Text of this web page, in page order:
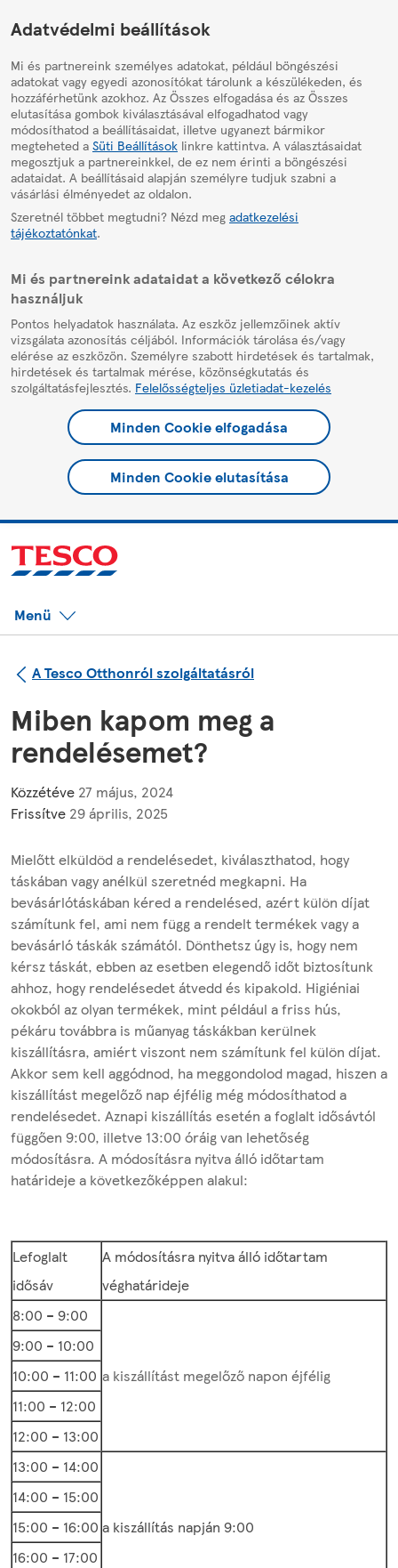
HelpPage
Adatvédelmi beállítások
Mi és partnereink személyes adatokat, például böngészési
adatokat vagy egyedi azonosítókat tárolunk a készülékeden, és
hozzáférhetünk azokhoz. Az Összes elfogadása és az Összes
elutasítása gombok kiválasztásával elfogadhatod vagy
módosíthatod a beállításaidat, illetve ugyanezt bármikor
megteheted a Süti Beállítások linkre kattintva. A választásaidat
megosztjuk a partnereinkkel, de ez nem érinti a böngészési
adataidat. A beállításaid alapján személyre tudjuk szabni a
vásárlási élményedet az oldalon.
Szeretnél többet megtudni? Nézd meg adatkezelési
tájékoztatónkat.
Mi és partnereink adataidat a következő célokra
használjuk
Pontos helyadatok használata. Az eszköz jellemzőinek aktív
vizsgálata azonosítás céljából. Információk tárolása és/vagy
elérése az eszközön. Személyre szabott hirdetések és tartalmak,
hirdetések és tartalmak mérése, közönségkutatás és
szolgáltatásfejlesztés. Felelősségteljes üzletiadat-kezelés
Minden Cookie elfogadása
Minden Cookie elutasítása
Menü
A Tesco Otthonról szolgáltatásról
Miben kapom meg a
rendelésemet?
Közzétéve 27 május, 2024
Frissítve 29 április, 2025
Mielőtt elküldöd a rendelésedet, kiválaszthatod, hogy
táskában vagy anélkül szeretnéd megkapni. Ha
bevásárlótáskában kéred a rendelésed, azért külön díjat
számítunk fel, ami nem függ a rendelt termékek vagy a
bevásárló táskák számától. Dönthetsz úgy is, hogy nem
kérsz táskát, ebben az esetben elegendő időt biztosítunk
ahhoz, hogy rendelésedet átvedd és kipakold. Higiéniai
okokból az olyan termékek, mint például a friss hús,
pékáru továbbra is műanyag táskákban kerülnek
kiszállításra, amiért viszont nem számítunk fel külön díjat.
Akkor sem kell aggódnod, ha meggondolod magad, hiszen a
kiszállítást megelőző nap éjfélig még módosíthatod a
rendelésedet. Aznapi kiszállítás esetén a foglalt idősávtól
függően 9:00, illetve 13:00 óráig van lehetőség
módosításra. A módosításra nyitva álló időtartam
határideje a következőképpen alakul:
Lefoglalt
idősáv
A módosításra nyitva álló időtartam
véghatárideje
8:00 – 9:00
a kiszállítást megelőző napon éjfélig
9:00 – 10:00
10:00 – 11:00
11:00 – 12:00
12:00 – 13:00
13:00 – 14:00
a kiszállítás napján 9:00
14:00 – 15:00
15:00 – 16:00
16:00 – 17:00